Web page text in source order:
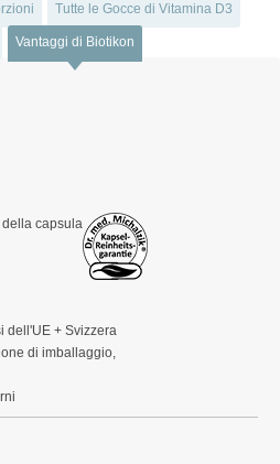
Tutte le Gocce di Vitamina D3
Vantaggi di Biotikon
capsula
dell'UE + Svizzera
di imballaggio,